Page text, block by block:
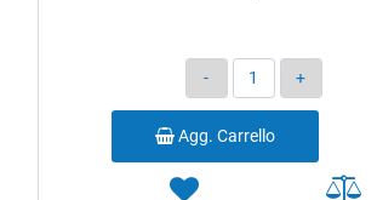
Quantità
Agg. Carrello